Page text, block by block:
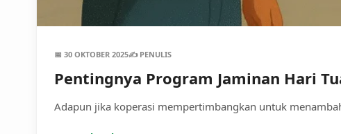
📅 30 OKTOBER 2025✍️ PENULIS
Pentingnya Program Jaminan Hari
Adapun jika koperasi mempertimbangkan untuk